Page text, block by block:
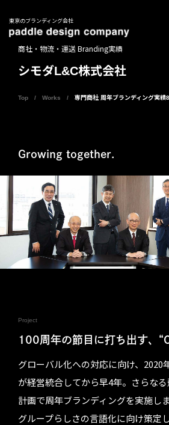
東京のブランディング会社
商社・物流・運送 Branding実績
シモダL&C株式会社
Top Works 専門商社 周年ブランディング実績
Growing together.
Project
100周年の節目に打ち出す、
グローバル化への対応に向け、2020
が経営統合してから早4年。さらな
計画で周年ブランディングを実施し
グループらしさの言語化に向け策定